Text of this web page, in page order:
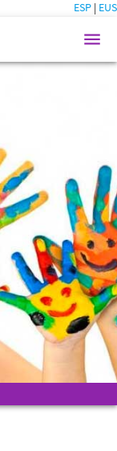
ESP EUS
menu